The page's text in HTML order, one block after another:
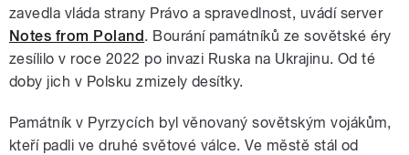
zavedla vláda strany Právo a spravedlnost, uvádí server
Notes from Poland. Bourání památníků ze sovětské éry
zesílilo v roce 2022 po invazi Ruska na Ukrajinu. Od té
doby jich v Polsku zmizely desítky.
Památník v Pyrzycích byl věnovaný sovětským vojákům,
kteří padli ve druhé světové válce. Ve městě stál od